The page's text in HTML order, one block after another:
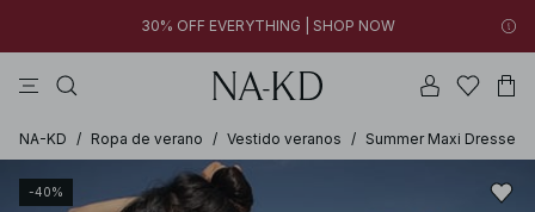
00h 30m 17s
FINAL SALE | SHOP NOW
30% OFF EVERYTHING | SHOP NOW
FINAL SALE | SHOP NOW
30% OFF EVERYTHING | SHOP NOW
NA-KD / Ropa de verano / Vestido veranos / Summer Maxi Dresses
-40%